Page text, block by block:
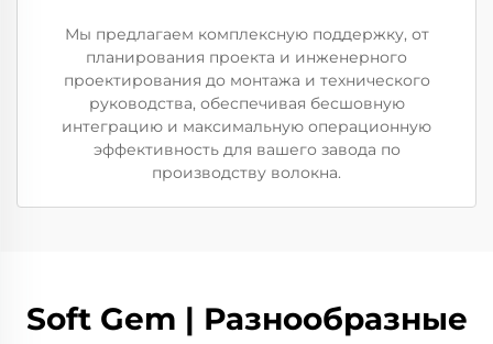
Мы предлагаем комплексную поддержку, от
планирования проекта и инженерного
проектирования до монтажа и технического
руководства, обеспечивая бесшовную
интеграцию и максимальную операционную
эффективность для вашего завода по
производству волокна.
Soft Gem | Разнообразные